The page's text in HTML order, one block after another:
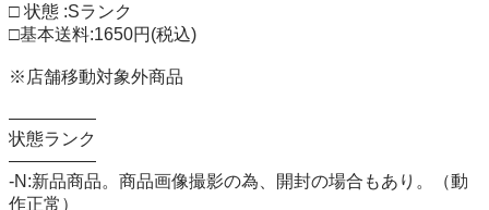
□ 状態 :Sランク
□基本送料:1650円(税込)
※店舗移動対象外商品
―――――
状態ランク
―――――
-N:新品商品。商品画像撮影の為、開封の場合もあり。（動
作正常）